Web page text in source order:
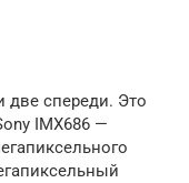
две спереди. Это
IMX686 —